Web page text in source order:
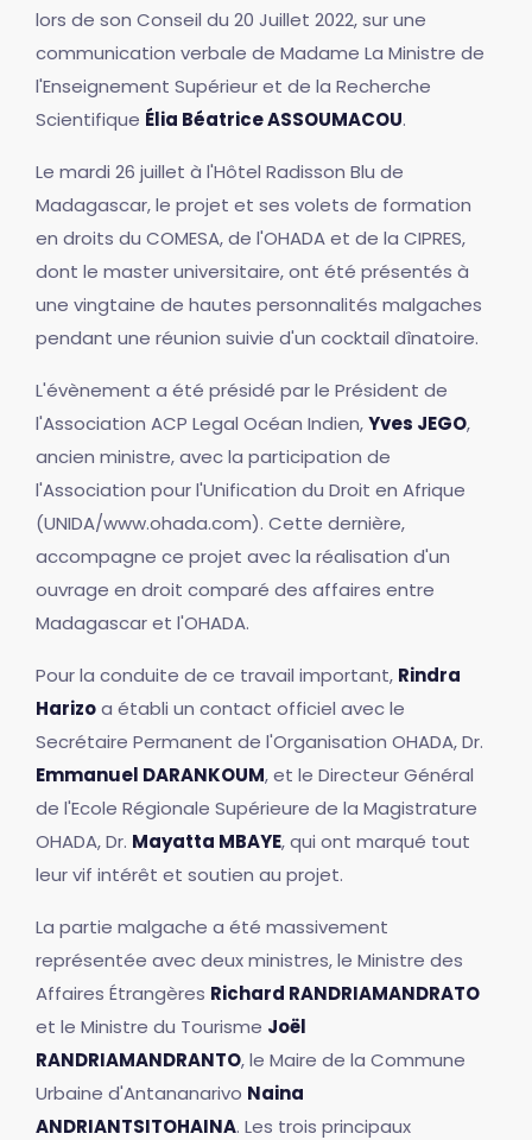
lors de son Conseil du 20 Juillet 2022, sur une
communication verbale de Madame La Ministre de
l'Enseignement Supérieur et de la Recherche
Scientifique Élia Béatrice ASSOUMACOU.
Le mardi 26 juillet à l'Hôtel Radisson Blu de
Madagascar, le projet et ses volets de formation
en droits du COMESA, de l'OHADA et de la CIPRES,
dont le master universitaire, ont été présentés à
une vingtaine de hautes personnalités malgaches
pendant une réunion suivie d'un cocktail dînatoire.
L'évènement a été présidé par le Président de
l'Association ACP Legal Océan Indien,Yves JEGO,
ancien ministre, avec la participation de
l'Association pour l'Unification du Droit en Afrique
(UNIDA/www.ohada.com). Cette dernière,
accompagne ce projet avec la réalisation d'un
ouvrage en droit comparé des affaires entre
Madagascar et l'OHADA.
Pour la conduite de ce travail important, Rindra
Harizoa établi un contact officiel avec le
Secrétaire Permanent de l'Organisation OHADA, Dr.
Emmanuel DARANKOUM, et le Directeur Général
de l'Ecole Régionale Supérieure de la Magistrature
OHADA, Dr. Mayatta MBAYE, qui ont marqué tout
leur vif intérêt et soutien au projet.
La partie malgache a été massivement
représentée avec deux ministres, le Ministre des
Affaires Étrangères Richard RANDRIAMANDRATO
et le Ministre du Tourisme Joël
RANDRIAMANDRANTO, le Maire de la Commune
Urbaine d'Antananarivo Naina
ANDRIANTSITOHAINA. Les trois principaux